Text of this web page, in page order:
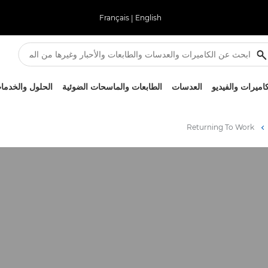
English
|
Français
والفيديو العدسات الطابعات والماسحات الضوئية الحلول
Returning To Work